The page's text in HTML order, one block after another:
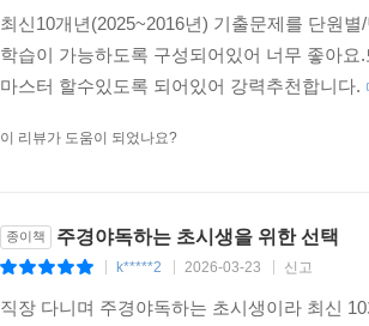
최신10개년(2025~2016년) 기출문제를 단원
학습이 가능하도록 구성되어있어 너무 좋아
마스터 할수있도록 되어있어 강력추천합니다.
이 리뷰가 도움이 되었나요?
종이책 주경야독하는 초시생을 위한 선택
k*****2 2026-03-23 신고
직장 다니며 주경야독하는 초시생이라 최신